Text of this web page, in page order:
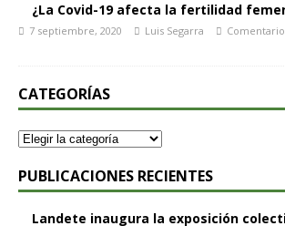
¿La Covid-19 afecta la fertilidad
7 septiembre, 2020 Luis Segarra
CATEGORÍAS
PUBLICACIONES RECIENTES
Landete inaugura la exposición